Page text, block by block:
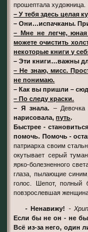
прошептала художница.
– У тебя здесь целая
– Они…испачканы.
– Мне не легче,
можете очистить
некоторые книги у
– Эти книги…важны
– Не знаю, мисс.
не понимаю.
– Как вы пришли –
– По следу краски.
– Я знала. –
нарисовала,путь.
Быстрее -
помочь. Помочь -
патриарха своим
окутывает серый
ярко-болезненного
глаза, пылающие
голос. Шепот, полный
повзрослевшая
- Ненавижу! -
Если бы не он - не
Всё из-за него, один